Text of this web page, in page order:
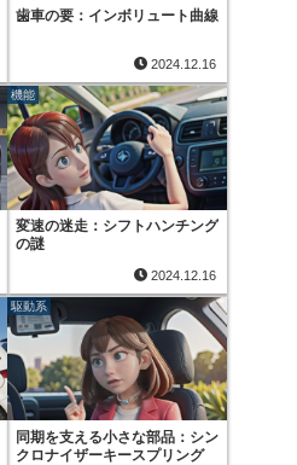
歯車の要：インボリュート曲線
2024.12.16
機能
変速の迷走：シフトハンチング
の謎
2024.12.16
駆動系
同期を支える小さな部品：シン
クロナイザーキースプリング